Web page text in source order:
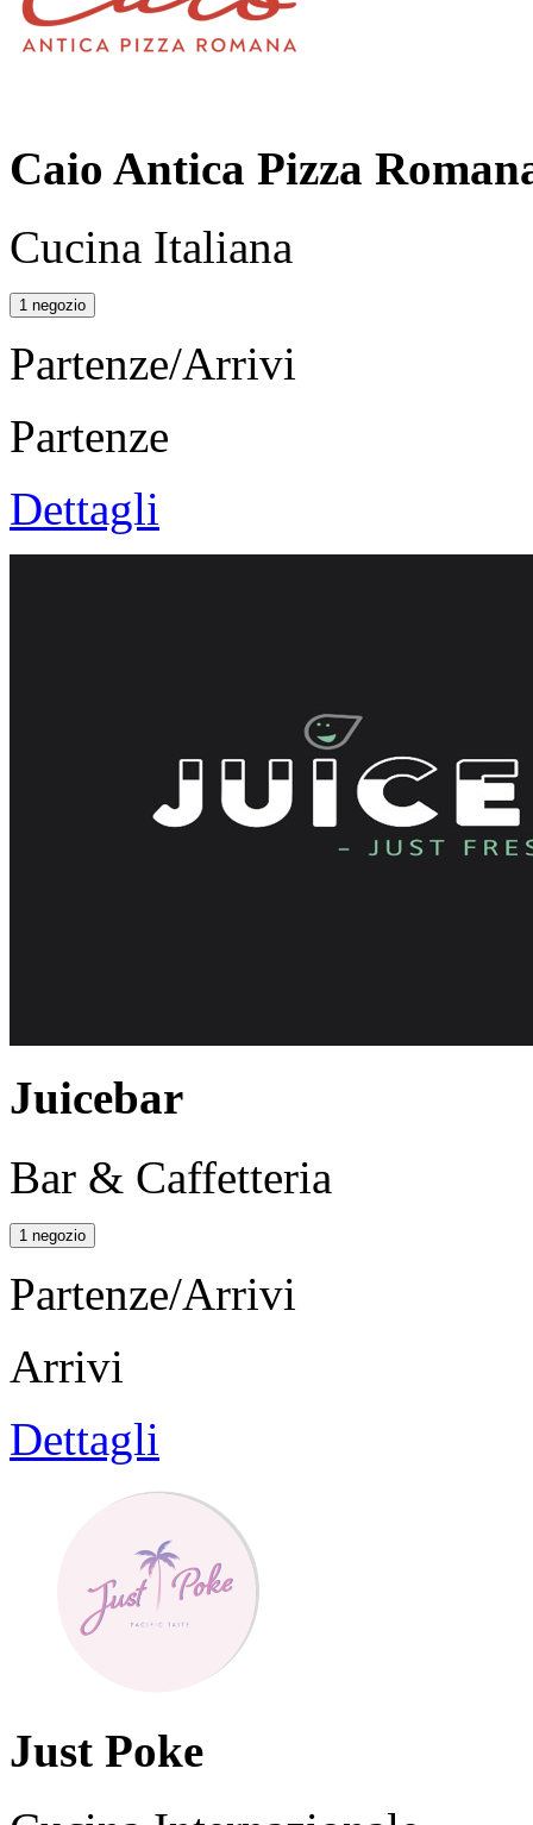
Caio Antica Pizza
Cucina Italiana
1 negozio
Partenze/Arrivi
Partenze
Dettagli
Juicebar
Bar & Caffetteria
1 negozio
Partenze/Arrivi
Arrivi
Dettagli
Just Poke